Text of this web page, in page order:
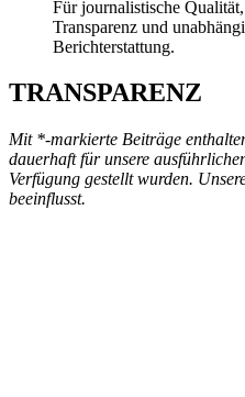
Für journalistische Qualität,
Transparenz und
Berichterstattung.
TRANSPARENZ
Mit *-markierte Beiträge
dauerhaft für unsere
Verfügung gestellt wurden.
beeinflusst.